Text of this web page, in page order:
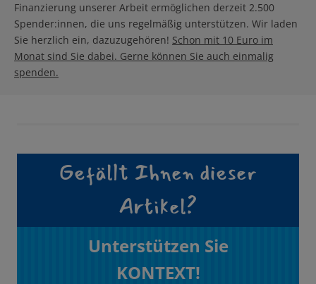
Finanzierung unserer Arbeit ermöglichen derzeit 2.500
Spender:innen, die uns regelmäßig unterstützen. Wir laden
Sie herzlich ein, dazuzugehören! Schon mit 10 Euro im
Monat sind Sie dabei. Gerne können Sie auch einmalig
spenden.
Gefällt Ihnen dieser
Artikel?
Unterstützen Sie
KONTEXT!